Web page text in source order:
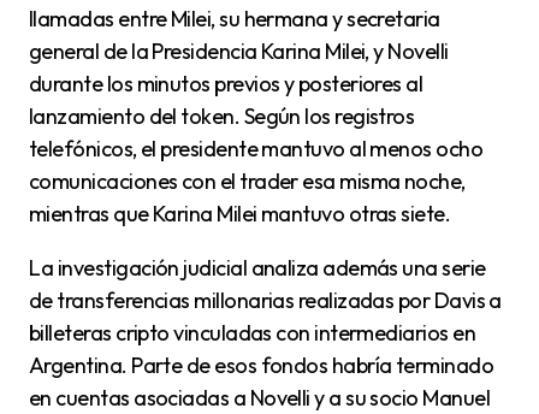
llamadas entre Milei, su hermana y secretaria
general de la Presidencia Karina Milei, y Novelli
durante los minutos previos y posteriores al
lanzamiento del token. Según los registros
telefónicos, el presidente mantuvo al menos ocho
comunicaciones con el trader esa misma noche,
mientras que Karina Milei mantuvo otras siete.
La investigación judicial analiza además una serie
de transferencias millonarias realizadas por Davis a
billeteras cripto vinculadas con intermediarios en
Argentina. Parte de esos fondos habría terminado
en cuentas asociadas a Novelli y a su socio Manuel